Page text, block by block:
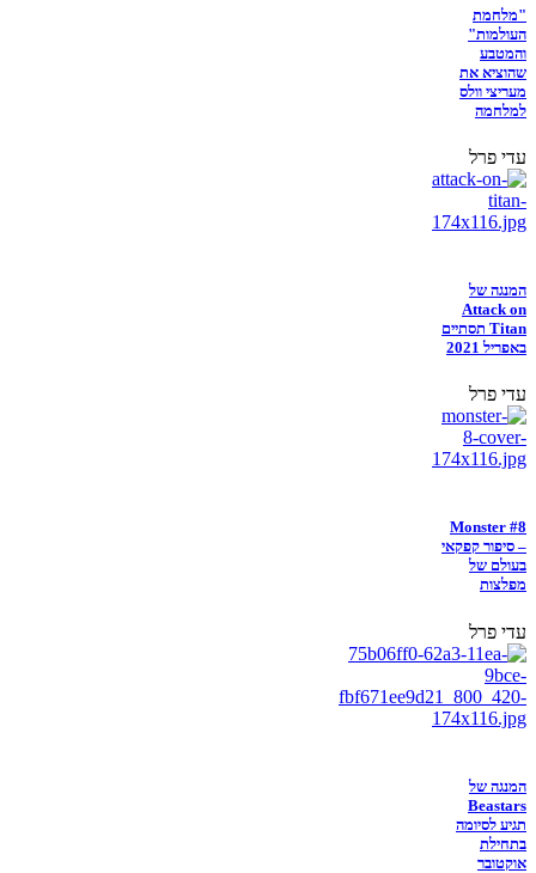
"מלחמת
העולמות"
והמטבע
שהוציא את
מעריצי וולס
למלחמה
עדי פרל
המנגה של
Attack on
Titan תסתיים
באפריל 2021
עדי פרל
Monster #8
– סיפור קפקאי
בעולם של
מפלצות
עדי פרל
המנגה של
Beastars
תגיע לסיומה
בתחילת
אוקטובר